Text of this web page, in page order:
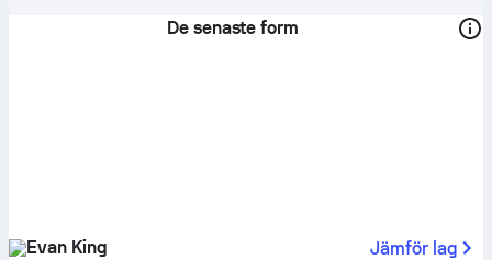
De senaste form
Evan King
Jämför lag